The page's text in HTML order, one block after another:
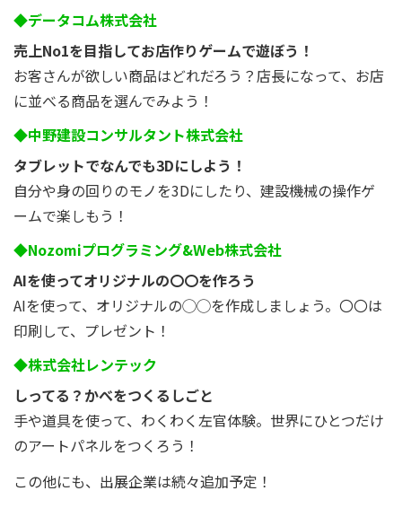
◆データコム株式会社
売上No1を目指してお店作りゲームで遊ぼう！
お客さんが欲しい商品はどれだろう？店長になって、お店
に並べる商品を選んでみよう！
◆中野建設コンサルタント株式会社
タブレットでなんでも3Dにしよう！
自分や身の回りのモノを3Dにしたり、建設機械の操作ゲ
ームで楽しもう！
◆Nozomiプログラミング&Web株式会社
AIを使ってオリジナルの〇〇を作ろう
AIを使って、オリジナルの◯◯を作成しましょう。〇〇は
印刷して、プレゼント！
◆株式会社レンテック
しってる？かべをつくるしごと
手や道具を使って、わくわく左官体験。世界にひとつだけ
のアートパネルをつくろう！
この他にも、出展企業は続々追加予定！